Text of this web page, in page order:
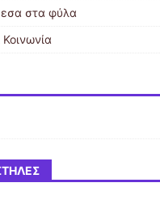
στα φύλα